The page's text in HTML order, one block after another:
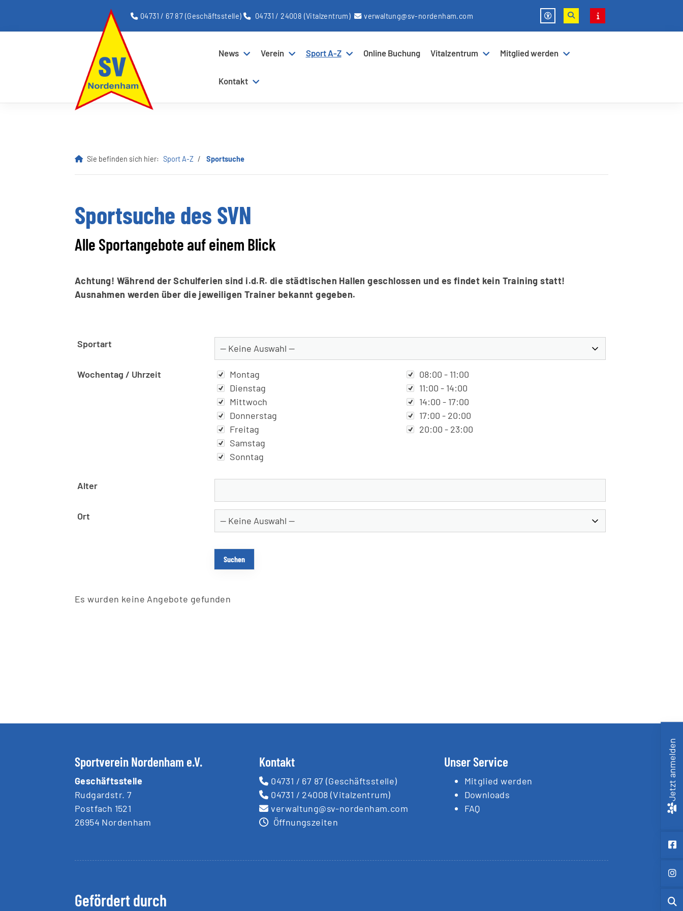
04731 / 67 87 (Geschäftsstelle) 04731 / 24008 (Vitalzentrum) verwaltung@sv-nordenham.com
News Verein Sport A-Z Online Buchung Vitalzentrum Mitglied werden
Kontakt
Sie befinden sich hier: Sport A-Z Sportsuche
Sportsuche des SVN
Alle Sportangebote auf einem Blick
Achtung! Während der Schulferien sind i.d.R. die städtischen Hallen geschlossen und es findet kein Training statt!
Ausnahmen werden über die jeweiligen Trainer bekannt gegeben.
Sportart
Wochentag / Uhrzeit Wochentag
Montag
Dienstag
Mittwoch
Donnerstag
Freitag
Samstag
Sonntag
Uhrzeit
08:00 - 11:00
11:00 - 14:00
14:00 - 17:00
17:00 - 20:00
20:00 - 23:00
Alter
Ort
Es wurden keine Angebote gefunden
Sportverein Nordenham e.V.
Geschäftsstelle
Rudgardstr. 7
Postfach 1521
26954 Nordenham
Kontakt
04731 / 67 87 (Geschäftsstelle)
04731 / 24008 (Vitalzentrum)
verwaltung@sv-nordenham.com
Öffnungszeiten
Unser Service
Mitglied werden
Downloads
FAQ
Gefördert durch
Jetzt anmelden